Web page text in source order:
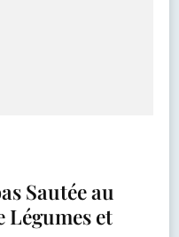
Sautée au
et